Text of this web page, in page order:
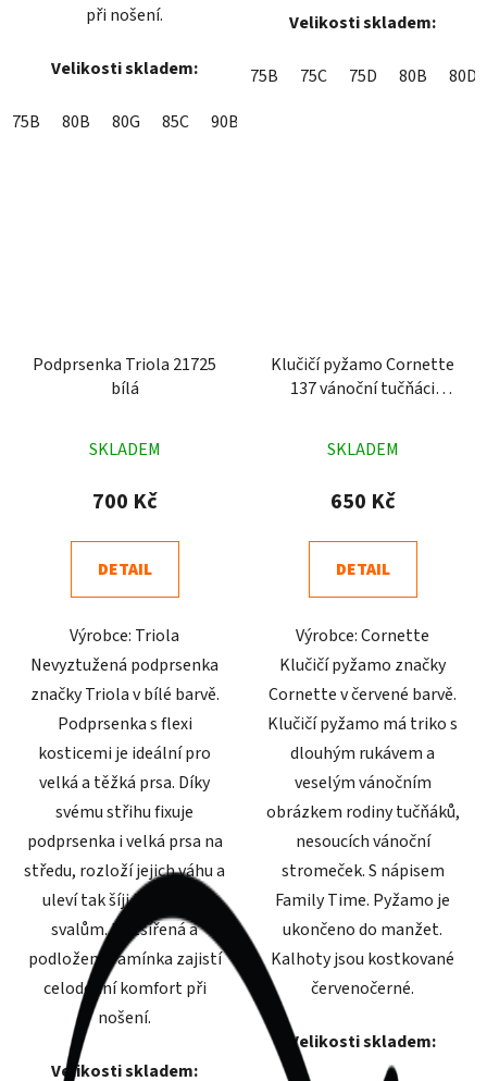
při nošení.
Velikosti skladem:
75B 80B 80G 85C 90B
Velikosti skladem:
75B 75C 75D 80B 80D
Podprsenka Triola 21725
bílá
hodnocení
produktu
4,4
z
hvězdiček.
SKLADEM
700 Kč
DETAIL
Výrobce: Triola
Nevyztužená podprsenka
značky Triola v bílé barvě.
Podprsenka s flexi
kosticemi je ideální pro
velká a těžká prsa. Díky
svému střihu fixuje
podprsenka i velká prsa na
středu, rozloží jejich váhu a
uleví tak šíji i zádovým
svalům. Rozšířená a
podložená ramínka zajistí
celodenní komfort při
nošení.
Velikosti skladem:
Klučičí pyžamo Cornette
137 vánoční tučňáci
hodnocení
produktu
5,0
z
hvězdiček.
SKLADEM
650 Kč
DETAIL
Výrobce: Cornette
Klučičí pyžamo značky
Cornette v červené barvě.
Klučičí pyžamo má triko s
dlouhým rukávem a
veselým vánočním
obrázkem rodiny tučňáků,
nesoucích vánoční
stromeček. S nápisem
Family Time. Pyžamo je
ukončeno do manžet.
Kalhoty jsou kostkované
červenočerné.
Velikosti skladem: